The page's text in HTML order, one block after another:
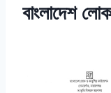
বাংলাদেশ